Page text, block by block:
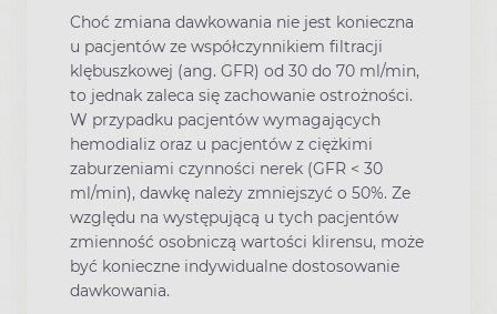
Choć zmiana dawkowania nie jest konieczna
u pacjentów ze współczynnikiem filtracji
klębuszkowej (ang. GFR) od 30 do 70 ml/min,
to jednak zaleca się zachowanie ostrożności.
W przypadku pacjentów wymagających
hemodializ oraz u pacjentów z ciężkimi
zaburzeniami czynności nerek (GFR < 30
ml/min), dawkę należy zmniejszyć o 50%. Ze
względu na występującą u tych pacjentów
zmienność osobniczą wartości klirensu, może
być konieczne indywidualne dostosowanie
dawkowania.